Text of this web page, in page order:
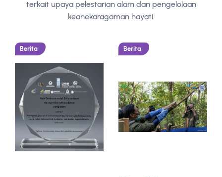
terkait upaya pelestarian alam dan pengelolaan
keanekaragaman hayati.
Berita Berita